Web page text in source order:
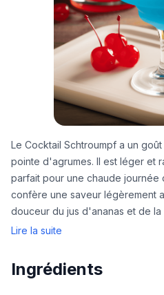
Le Cocktail Schtroumpf a un
pointe d'agrumes. Il est léger et
parfait pour une chaude journée
confère une saveur légèrement
douceur du jus d'ananas et de
Lire la suite
Ingrédients